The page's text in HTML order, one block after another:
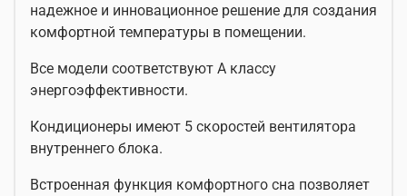
надежное и инновационное решение для создания
комфортной температуры в помещении.
Все модели соответствуют А классу
энергоэффективности.
Кондиционеры имеют 5 скоростей вентилятора
внутреннего блока.
Встроенная функция комфортного сна позволяет